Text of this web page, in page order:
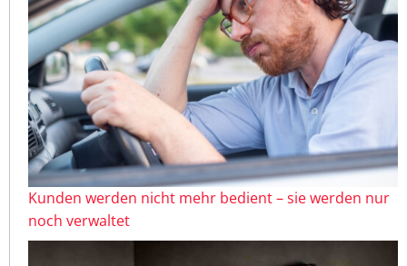
Kunden werden nicht mehr bedient – sie werden nur
noch verwaltet